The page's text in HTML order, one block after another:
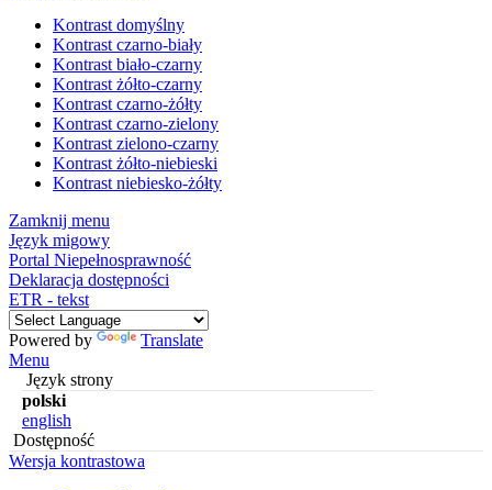
Kontrast domyślny
Kontrast czarno-biały
Kontrast biało-czarny
Kontrast żółto-czarny
Kontrast czarno-żółty
Kontrast czarno-zielony
Kontrast zielono-czarny
Kontrast żółto-niebieski
Kontrast niebiesko-żółty
Zamknij menu
Język migowy
Portal Niepełnosprawność
Deklaracja dostępności
ETR - tekst
Powered by
Translate
Menu
Język strony
polski
english
Dostępność
Wersja kontrastowa